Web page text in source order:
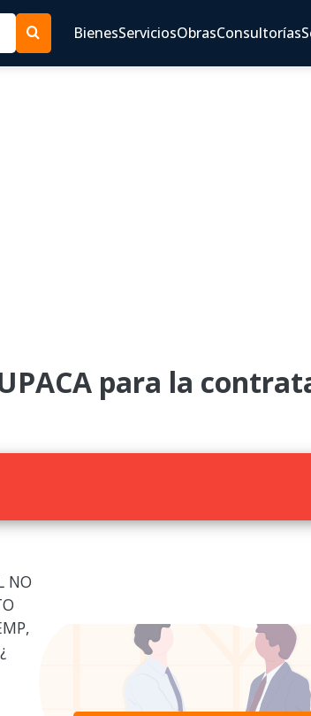
BienesServiciosObrasConsultorías
para la
NO